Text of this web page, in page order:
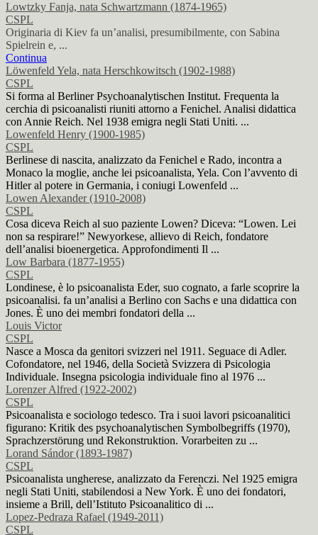
Lowtzky Fanja, nata Schwartzmann (1874-1965)
CSPL
Originaria di Kiev fa un’analisi, presumibilmente, con Sabina
Spielrein e, ...
Continua
Löwenfeld Yela, nata Herschkowitsch (1902-1988)
CSPL
Si forma al Berliner Psychoanalytischen Institut. Frequenta la
cerchia di psicoanalisti riuniti attorno a Fenichel. Analisi didattica
con Annie Reich. Nel 1938 emigra negli Stati Uniti. ...
Lowenfeld Henry (1900-1985)
CSPL
Berlinese di nascita, analizzato da Fenichel e Rado, incontra a
Monaco la moglie, anche lei psicoanalista, Yela. Con l’avvento di
Hitler al potere in Germania, i coniugi Lowenfeld ...
Lowen Alexander (1910-2008)
CSPL
Cosa diceva Reich al suo paziente Lowen? Diceva: “Lowen. Lei
non sa respirare!” Newyorkese, allievo di Reich, fondatore
dell’analisi bioenergetica. Approfondimenti Il ...
Low Barbara (1877-1955)
CSPL
Londinese, è lo psicoanalista Eder, suo cognato, a farle scoprire la
psicoanalisi. fa un’analisi a Berlino con Sachs e una didattica con
Jones. È uno dei membri fondatori della ...
Louis Victor
CSPL
Nasce a Mosca da genitori svizzeri nel 1911. Seguace di Adler.
Cofondatore, nel 1946, della Società Svizzera di Psicologia
Individuale. Insegna psicologia individuale fino al 1976 ...
Lorenzer Alfred (1922-2002)
CSPL
Psicoanalista e sociologo tedesco. Tra i suoi lavori psicoanalitici
figurano: Kritik des psychoanalytischen Symbolbegriffs (1970),
Sprachzerstörung und Rekonstruktion. Vorarbeiten zu ...
Lorand Sándor (1893-1987)
CSPL
Psicoanalista ungherese, analizzato da Ferenczi. Nel 1925 emigra
negli Stati Uniti, stabilendosi a New York. È uno dei fondatori,
insieme a Brill, dell’Istituto Psicoanalitico di ...
Lopez-Pedraza Rafael (1949-2011)
CSPL